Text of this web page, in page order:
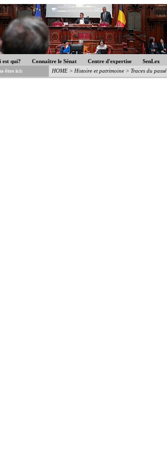
est qui? Connaître le Sénat Centre d'expertise SenLex
êtes ici:
HOME > Histoire et patrimoine > Traces du passé